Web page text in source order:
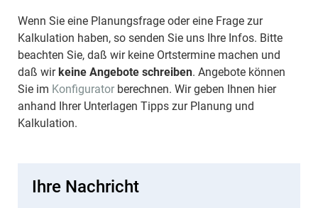
Wenn Sie eine Planungsfrage oder eine Frage zur
Kalkulation haben, so senden Sie uns Ihre Infos. Bitte
beachten Sie, daß wir keine Ortstermine machen und
daß wirkeine Angebote schreiben. Angebote können
Sie im Konfigurator berechnen. Wir geben Ihnen hier
anhand Ihrer Unterlagen Tipps zur Planung und
Kalkulation.
Ihre Nachricht